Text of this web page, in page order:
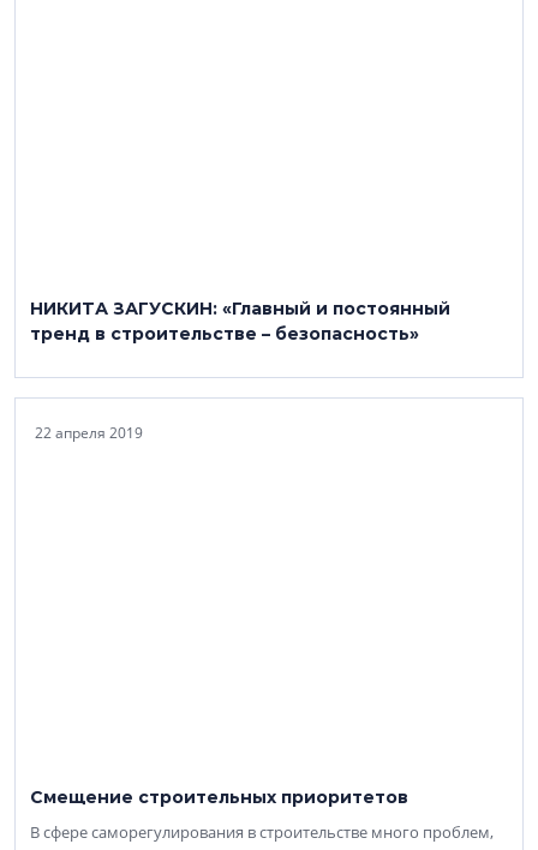
НИКИТА ЗАГУСКИН: «Главный и постоянный
тренд в строительстве – безопасность»
22 апреля 2019
Смещение строительных приоритетов
В сфере саморегулирования в строительстве много проблем,